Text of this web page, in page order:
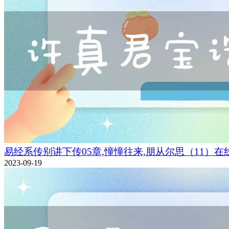
易经系传别讲下传05章,憧憧往来,朋从尔思（11）在
2023-09-19